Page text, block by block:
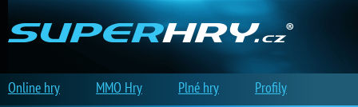
Online hry MMO Hry Plné hry Profily